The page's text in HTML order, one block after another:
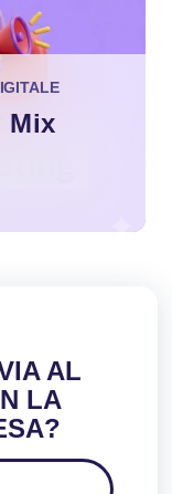
Mix
AL
LA